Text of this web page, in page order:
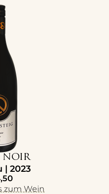
NOIR
| 2023
zum Wein